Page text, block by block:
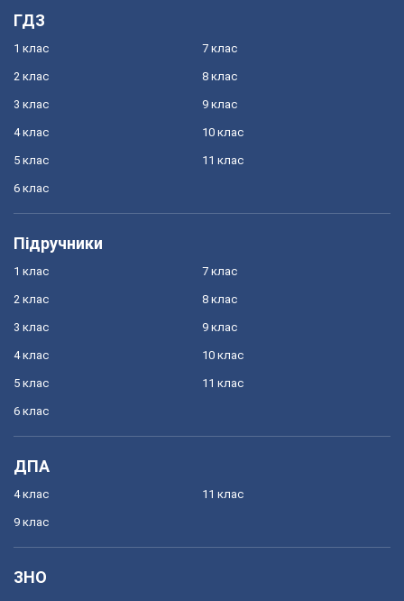
ГДЗ
1 клас
2 клас
3 клас
4 клас
5 клас
6 клас
7 клас
8 клас
9 клас
10 клас
11 клас
Підручники
1 клас
2 клас
3 клас
4 клас
5 клас
6 клас
7 клас
8 клас
9 клас
10 клас
11 клас
ДПА
4 клас
9 клас
11 клас
ЗНО